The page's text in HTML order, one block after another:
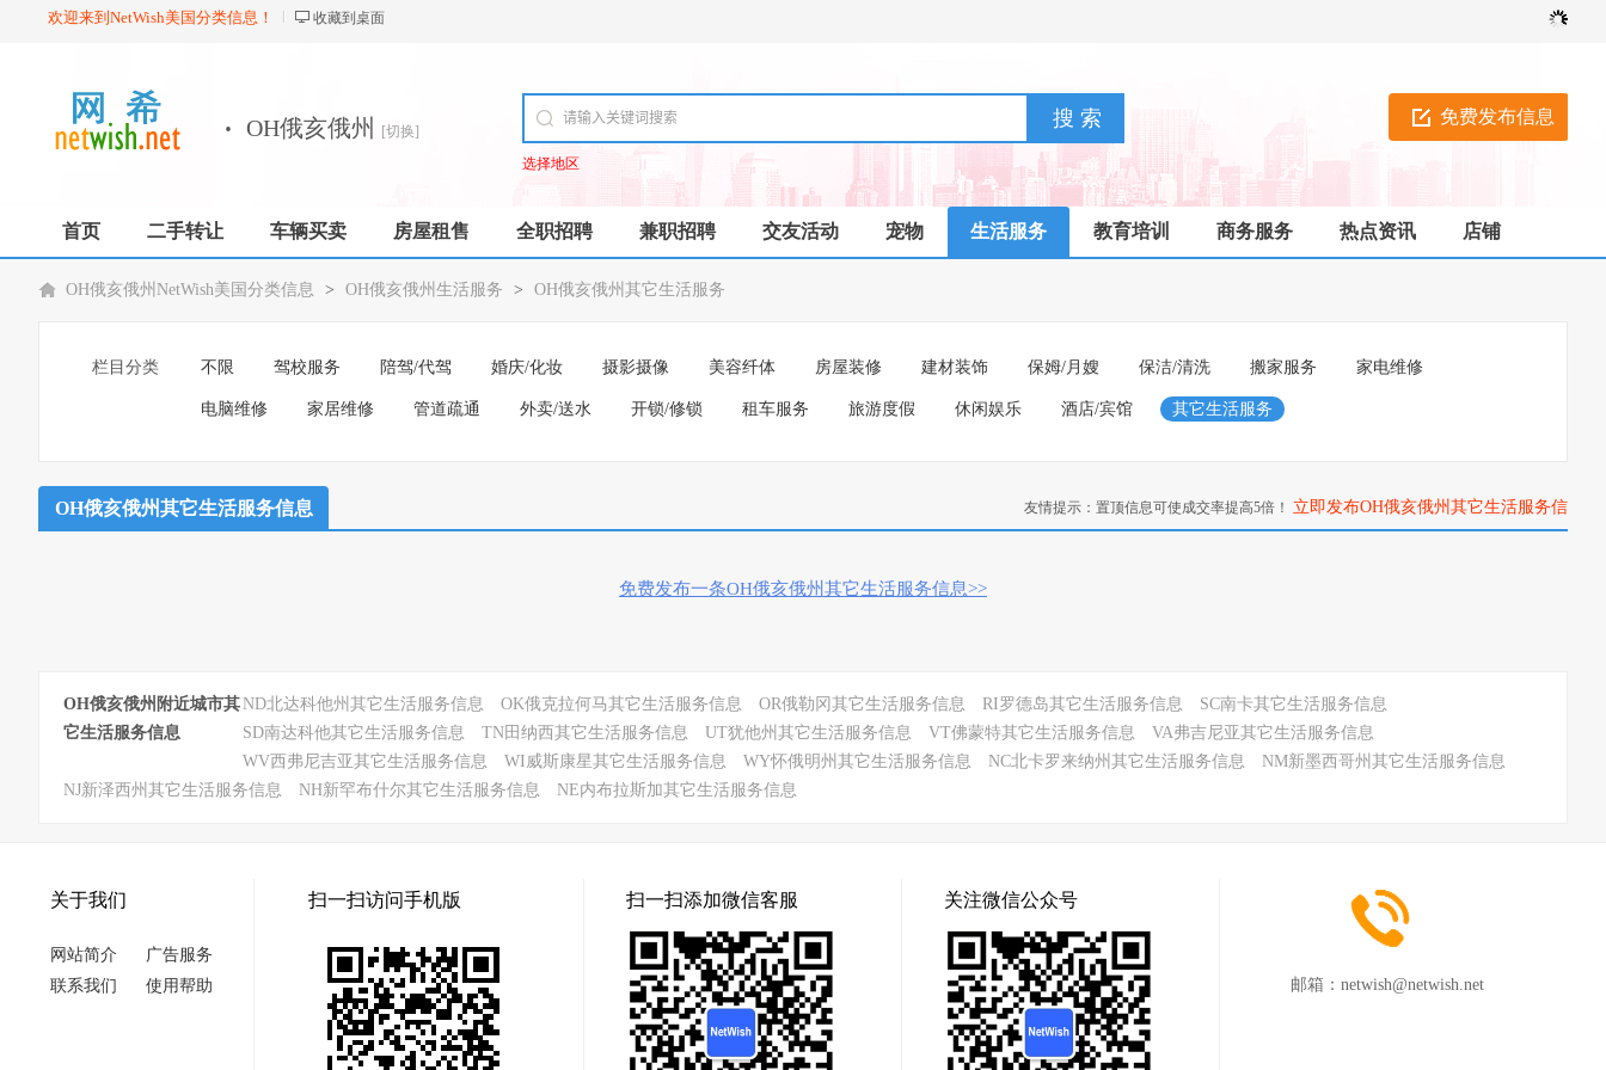
欢迎来到NetWish美国分类信息！ 收藏到桌面
免费发布信息
· OH俄亥俄州
[切换]
选择地区
首页 二手转让 车辆买卖 房屋租售 全职招聘 兼职招聘 交友活动 宠物 生活服务 教育培训 商务服务 热点资讯 店铺
OH俄亥俄州NetWish美国分类信息 > OH俄亥俄州生活服务 > OH俄亥俄州其它生活服务
栏目分类 不限 驾校服务 陪驾/代驾 婚庆/化妆 摄影摄像 美容纤体 房屋装修 建材装饰 保姆/月嫂 保洁/清洗 搬家服务 家电维修
电脑维修 家居维修 管道疏通 外卖/送水 开锁/修锁 租车服务 旅游度假 休闲娱乐 酒店/宾馆 其它生活服务
OH俄亥俄州其它生活服务信息 友情提示：置顶信息可使成交率提高5倍！ 立即发布OH俄亥俄州其它生活服务信
免费发布一条OH俄亥俄州其它生活服务信息>>
OH俄亥俄州附近城市其
它生活服务信息
ND北达科他州其它生活服务信息 OK俄克拉何马其它生活服务信息 OR俄勒冈其它生活服务信息 RI罗德岛其它生活服务信息
SC南卡其它生活服务信息
SD南达科他其它生活服务信息
TN田纳西其它生活服务信息 UT犹他州其它生活服务信息 VT佛蒙特其它生活服务信息
VA弗吉尼亚其它生活服务信息
WV西弗尼吉亚其它生活服务信息
WI威斯康星其它生活服务信息 WY怀俄明州其它生活服务信息 NC北卡罗来纳州其它生活服务信息
NM新墨西哥州其它生活服务信息
NJ新泽西州其它生活服务信息
NH新罕布什尔其它生活服务信息 NE内布拉斯加其它生活服务信息
关于我们
网站简介
广告服务
联系我们
使用帮助
扫一扫访问手机版 扫一扫添加微信客服 关注微信公众号
邮箱： netwish@netwish.net